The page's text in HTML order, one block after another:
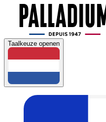
Taalkeuze openen